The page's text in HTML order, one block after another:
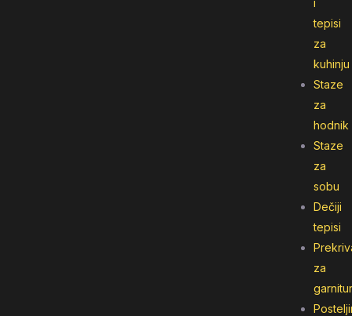
i
tepisi
za
kuhinju
Staze
za
hodnik
Staze
za
sobu
Dečiji
tepisi
za